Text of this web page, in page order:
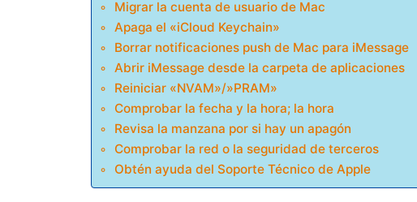
Migrar la cuenta de usuario de Mac
Apaga el «iCloud Keychain»
Borrar notificaciones push de Mac para iMessage
Abrir iMessage desde la carpeta de aplicaciones
Reiniciar «NVAM»/»PRAM»
Comprobar la fecha y la hora; la hora
Revisa la manzana por si hay un apagón
Comprobar la red o la seguridad de terceros
Obtén ayuda del Soporte Técnico de Apple